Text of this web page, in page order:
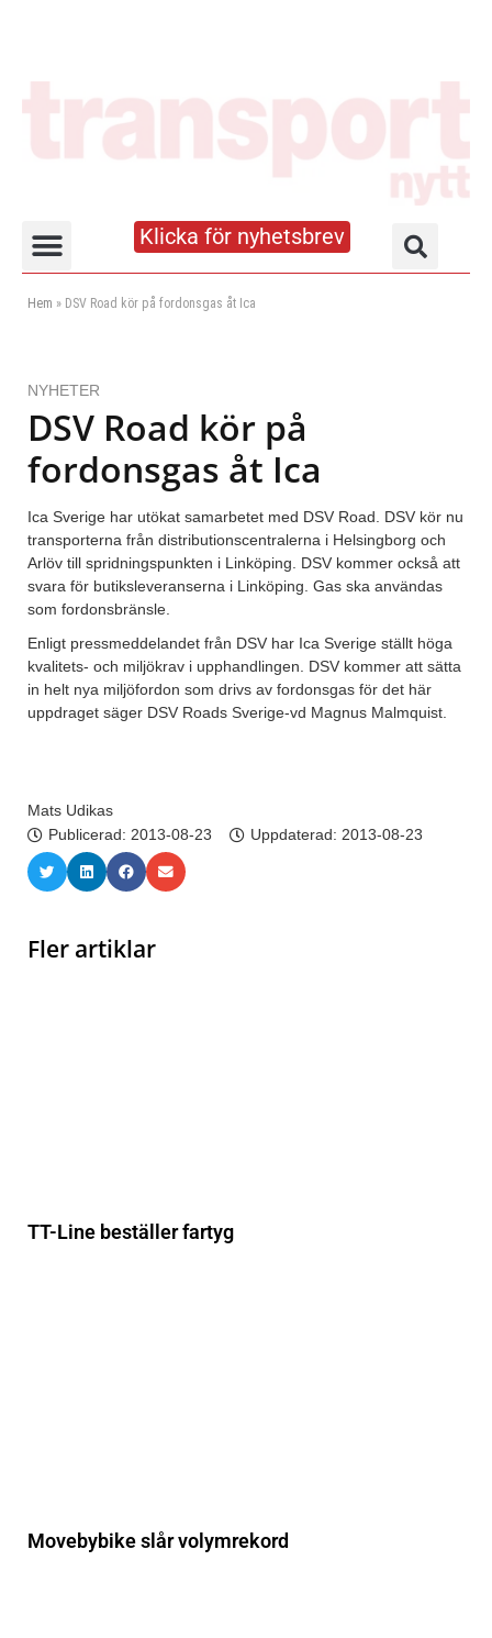
Klicka för nyhetsbrev
Hem » DSV Road kör på fordonsgas åt Ica
NYHETER
DSV Road kör på
fordonsgas åt Ica
Ica Sverige har utökat samarbetet med DSV Road. DSV kör nu
transporterna från distributionscentralerna i Helsingborg och
Arlöv till spridningspunkten i Linköping. DSV kommer också att
svara för butiksleveranserna i Linköping. Gas ska användas
som fordonsbränsle.
Enligt pressmeddelandet från DSV har Ica Sverige ställt höga
kvalitets- och miljökrav i upphandlingen. DSV kommer att sätta
in helt nya miljöfordon som drivs av fordonsgas för det här
uppdraget säger DSV Roads Sverige-vd Magnus Malmquist.
Mats Udikas
Publicerad: 2013-08-23 Uppdaterad: 2013-08-23
Fler artiklar
TT-Line beställer fartyg
Movebybike slår volymrekord